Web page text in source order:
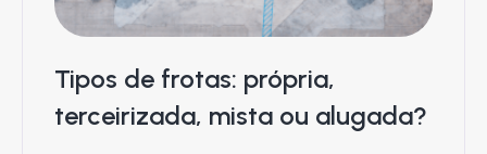
Tipos de frotas: própria,
terceirizada, mista ou alugada?